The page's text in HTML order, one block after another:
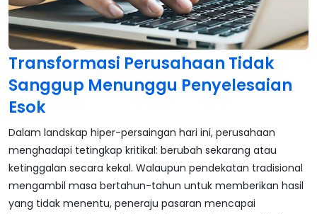
Transformasi Perusahaan Tidak
Sanggup Menunggu Penyelesaian
Esok
Dalam landskap hiper-persaingan hari ini, perusahaan
menghadapi tetingkap kritikal: berubah sekarang atau
ketinggalan secara kekal. Walaupun pendekatan tradisional
mengambil masa bertahun-tahun untuk memberikan hasil
yang tidak menentu, peneraju pasaran mencapai